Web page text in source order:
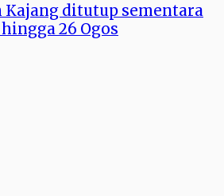
Kajang ditutup sementara
26 Ogos